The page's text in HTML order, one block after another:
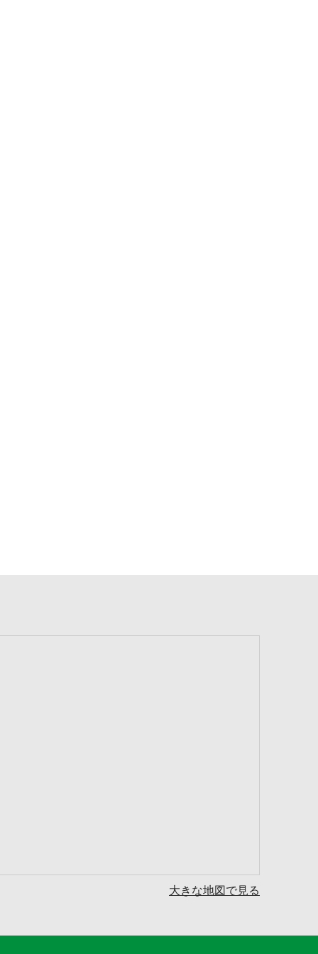
大きな地図で見る